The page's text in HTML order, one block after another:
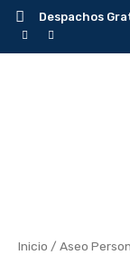
Despachos
Inicio / Aseo